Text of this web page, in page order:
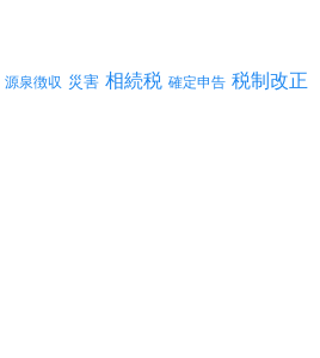
源泉徴収 災害 相続税 確定申告 税制改正